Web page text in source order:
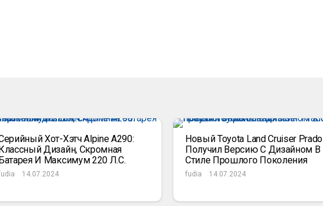
Хот-Хэтч Alpine A290:
Дизайн, Скромная
И Максимум 220 Л.с.
14.07.2024
Новый Toyota Land Cruiser Prado
Получил Версию С Дизайном В
Стиле Прошлого Поколения
fudia 14.07.2024